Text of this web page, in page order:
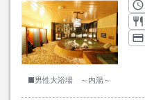
■男性大浴場 ～内湯～